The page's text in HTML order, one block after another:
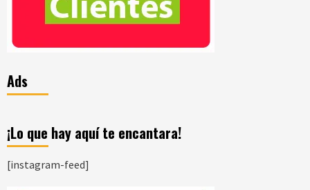
Ads
¡Lo que hay aquí te encantara!
[instagram-feed]